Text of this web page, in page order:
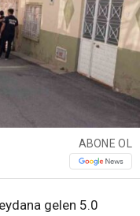
ABONE OL
gelen 5.0